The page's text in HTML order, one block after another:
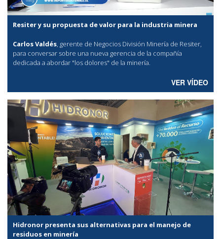
Resiter y su propuesta de valor para la industria minera
Carlos Valdés, gerente de Negocios División Minería de Resiter,
para conversar sobre una nueva gerencia de la compañía
dedicada a abordar "los dolores" de la minería.
VER VÍDEO
Hidronor presenta sus alternativas para el manejo de
residuos en minería